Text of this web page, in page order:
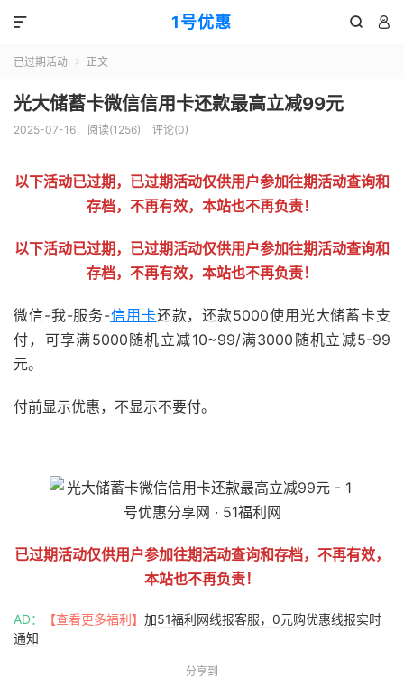
1号优惠  

已过期活动  正文
光大储蓄卡微信信用卡还款最高立减99元
2025-07-16 阅读(1256) 评论(0)
以下活动已过期，已过期活动仅供用户参加往期活动查询和
存档，不再有效，本站也不再负责！
以下活动已过期，已过期活动仅供用户参加往期活动查询和
存档，不再有效，本站也不再负责！
微信-我-服务-信用卡还款，还款5000使用光大储蓄卡支
付，可享满5000随机立减10~99/满3000随机立减5-99
元。
付前显示优惠，不显示不要付。
已过期活动仅供用户参加往期活动查询和存档，不再有效，
本站也不再负责！
AD： 【查看更多福利】 加51福利网线报客服，0元购优惠线报实时
通知
分享到